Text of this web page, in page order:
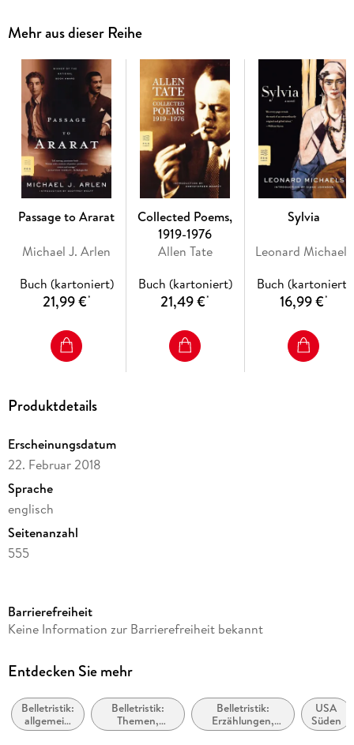
Facetten des schwarzen Humors durchzogen.
Mit einem unbarmherzigen Blick für groteske Situationen und
mit beißender Ironie näherte sich diese einzigartige
Schriftstellerin den Konflikten ihrer Zeit, die heute wieder
höchst aktuell sind: Bigotterie, Rassismus, Krieg, Flucht,
Armut und eine diffuse Angst vor dem Fremden.
Mehr aus dieser Reihe
Passage to Ararat
Michael J. Arlen
Buch (kartoniert)
21,99 €*
Collected Poems,
1919-1976
Allen Tate
Buch (kartoniert)
21,49 €*
Sylvia
Leonard Michaels
Buch (kartoniert)
16,99 €*
Produktdetails
Erscheinungsdatum
22. Februar 2018
Sprache
englisch
Seitenanzahl
555
Autor/Autorin
Verlag/Hersteller
Produktart
kartoniert
Barrierefreiheit
Keine Information zur Barrierefreiheit bekannt
Entdecken Sie mehr
Belletristik:
allgemein
und
Belletristik:
Themen,
Stoffe, Motive:
Belletristik:
Erzählungen,
Kurzgeschichten,
USA
Süden